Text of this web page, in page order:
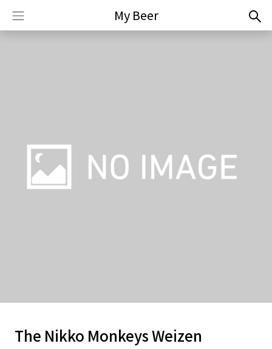
My Beer
The Nikko Monkeys Weizen